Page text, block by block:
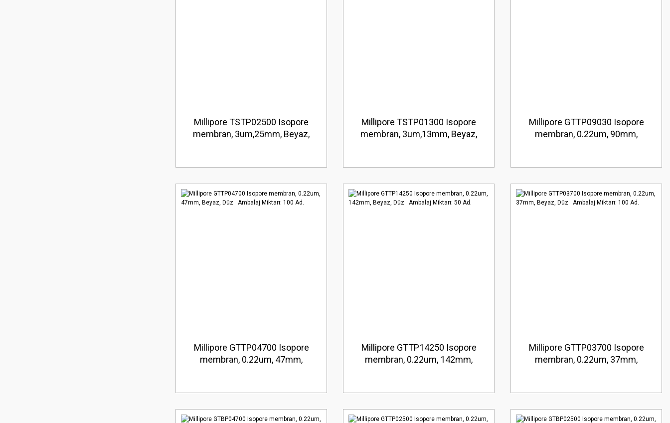
Millipore TSTP02500 Isopore
membran, 3um,25mm, Beyaz,
Millipore TSTP01300 Isopore
membran, 3um,13mm, Beyaz,
Millipore GTTP09030 Isopore
membran, 0.22um, 90mm,
Millipore GTTP04700 Isopore
membran, 0.22um, 47mm,
Millipore GTTP14250 Isopore
membran, 0.22um, 142mm,
Millipore GTTP03700 Isopore
membran, 0.22um, 37mm,